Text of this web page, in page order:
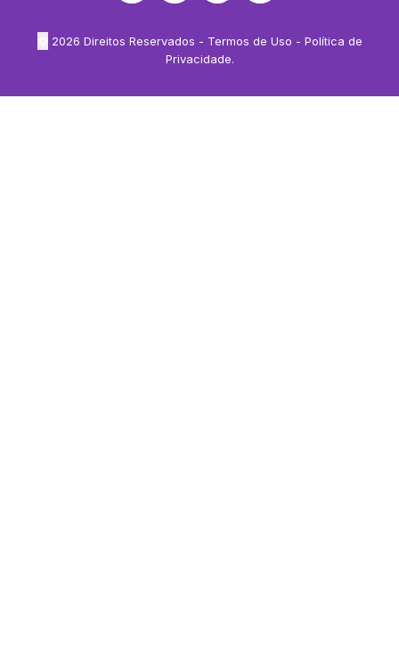
2026 Direitos Reservados - Termos de Uso - Política de
Privacidade.